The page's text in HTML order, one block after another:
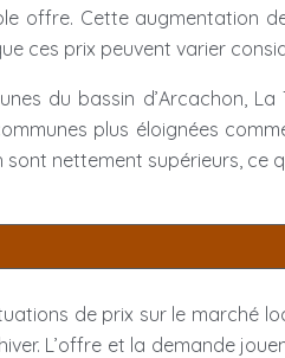
offre. Cette augmentation
ces prix peuvent varier
du bassin d’Arcachon,
plus éloignées
sont nettement supérieurs,
de prix sur le marché
L’offre et la demande